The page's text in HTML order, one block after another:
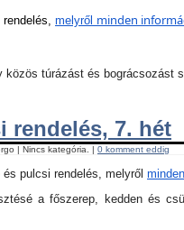
rendelés, melyről minden
közös túrázást és bográcsozást
rendelés, 7. hét
| Nincs kategória. | 0 komment eddig
pulcsi rendelés, melyről
a főszerep, kedden és